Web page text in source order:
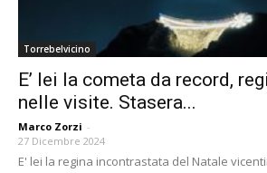
Torrebelvicino
E’ lei la cometa da record,
nelle visite. Stasera...
Marco Zorzi -
27 Dicembre 2024
E' lei la regina incontrastata del Natale